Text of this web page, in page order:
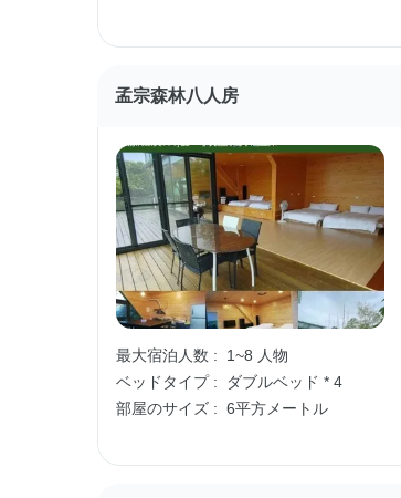
孟宗森林八人房
最大宿泊人数 :
1~8 人物
ベッドタイプ :
ダブルベッド * 4
部屋のサイズ : 6平方メートル